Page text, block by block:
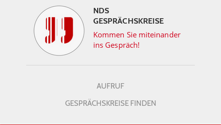
NDS
GESPRÄCHSKREISE
Kommen Sie miteinander
ins Gespräch!
AUFRUF
GESPRÄCHSKREISE FINDEN